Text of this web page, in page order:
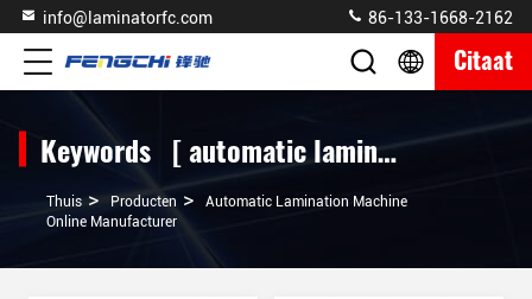
info@laminatorfc.com 86-133-1668-2162
Citaat
Keywords [ automatic lamination machine ] Match 359 producten
Thuis > Producten >
Automatic Lamination Machine
Online Manufacturer